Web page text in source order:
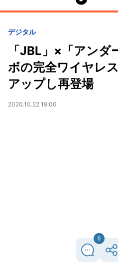
デジタル
「JBL」×「アンダ
ボの完全ワイヤレ
アップし再登場
2020.10.22 19:00
0